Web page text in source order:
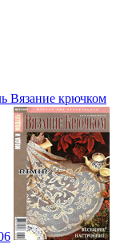
Вязание крючком